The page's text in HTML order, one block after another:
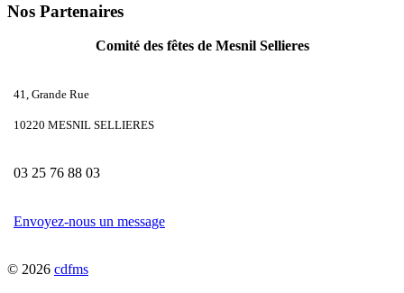
Nos Partenaires
Comité des fêtes de Mesnil Sellieres
41, Grande Rue
10220 MESNIL SELLIERES
03 25 76 88 03
Envoyez-nous un message
© 2026 cdfms